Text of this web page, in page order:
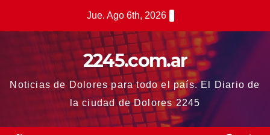
Jue. Ago 6th, 2026
2245.com.ar
Noticias de Dolores para todo el país. El Diario de
la ciudad de Dolores 2245